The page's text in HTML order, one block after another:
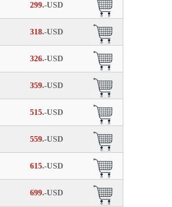
299.-USD
318.-USD
326.-USD
359.-USD
515.-USD
559.-USD
615.-USD
699.-USD